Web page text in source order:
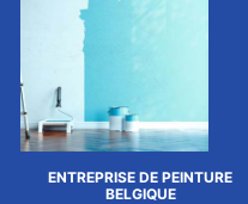
ENTREPRISE DE PEINTURE
BELGIQUE